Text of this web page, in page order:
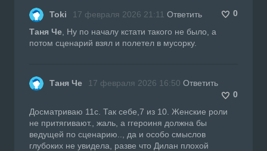
Toki 17 февраля 2026 21:11 Ответить
0
Таня Че , Ну по началу кстати такого не было, а
потом сценарий взял и полетел в мусорку.
Таня Че 17 февраля 2026 16:50 Ответить
0
Досматриваю 11с. Так себе,7 из 10. Женские роли
не притягивают., жаль, а ггероиня должна бы
ведущей по сценарию.., да и особо смыслов
глубоких не увидела, разве что Дилан плохой